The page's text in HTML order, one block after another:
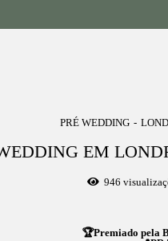
PRÉ WEDDING
EM
946
🏆Premiado pela